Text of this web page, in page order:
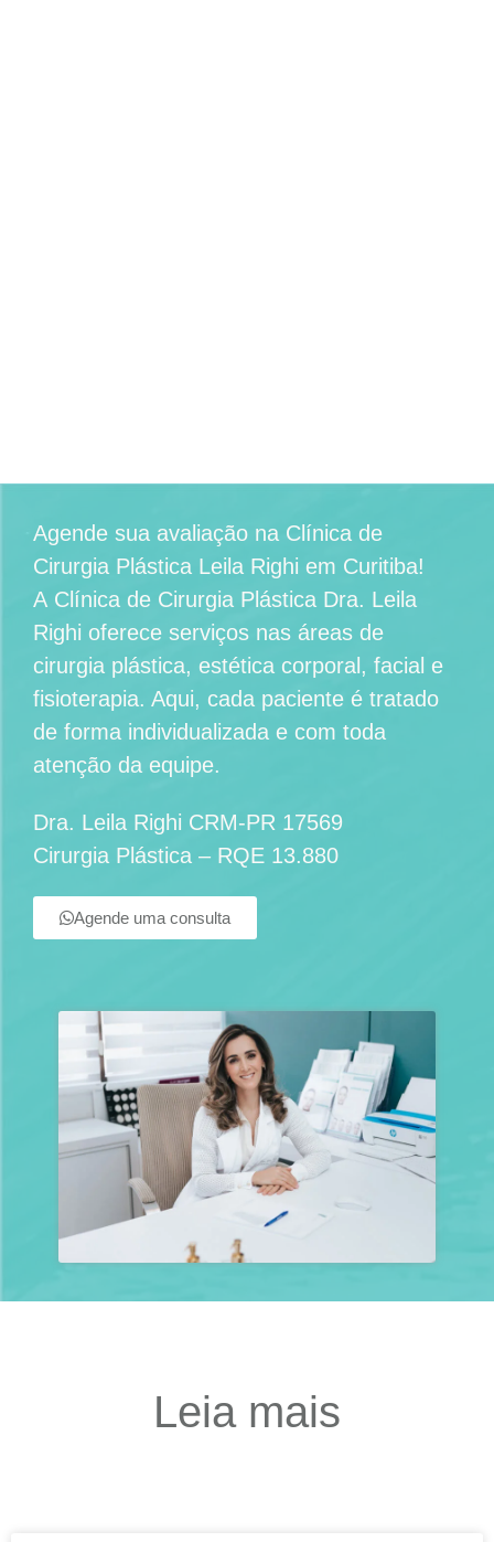
Agende sua avaliação na Clínica de
Cirurgia Plástica Leila Righi em Curitiba!
A Clínica de Cirurgia Plástica Dra. Leila
Righi oferece serviços nas áreas de
cirurgia plástica, estética corporal, facial e
fisioterapia. Aqui, cada paciente é tratado
de forma individualizada e com toda
atenção da equipe.
Dra. Leila Righi CRM-PR 17569
Cirurgia Plástica – RQE 13.880
Agende uma consulta
Leia mais